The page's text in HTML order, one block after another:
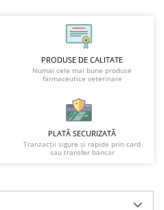
PRODUSE DE CALITATE
Numai cele mai bune produse
farmaceutice veterinare
PLATĂ SECURIZATĂ
Tranzacții sigure și rapide prin card
sau transfer bancar